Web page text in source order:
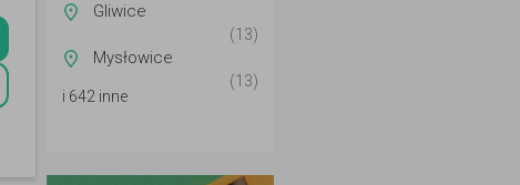
Gliwice
(13)
Mysłowice
(13)
i 642 inne